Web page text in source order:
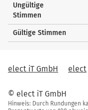
Ungültige
Stimmen
Gültige Stimmen
elect iT GmbH elect
© elect iT GmbH
Hinweis: Durch Rundungen